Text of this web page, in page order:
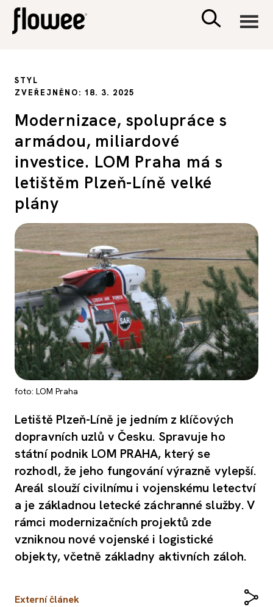
PSYCHOLOGIE
RODINA A DĚTI
PORADNA
STYL
ZVEŘEJNĚNO: 18. 3. 2025
Modernizace, spolupráce s
armádou, miliardové
investice. LOM Praha má s
letištěm Plzeň-Líně velké
plány
foto: LOM Praha
Letiště Plzeň-Líně je jedním z klíčových
dopravních uzlů v Česku. Spravuje ho
státní podnik LOM PRAHA, který se
rozhodl, že jeho fungování výrazně vylepší.
Areál slouží civilnímu i vojenskému letectví
a je základnou letecké záchranné služby. V
rámci modernizačních projektů zde
vzniknou nové vojenské i logistické
objekty, včetně základny aktivních záloh.
Externí článek